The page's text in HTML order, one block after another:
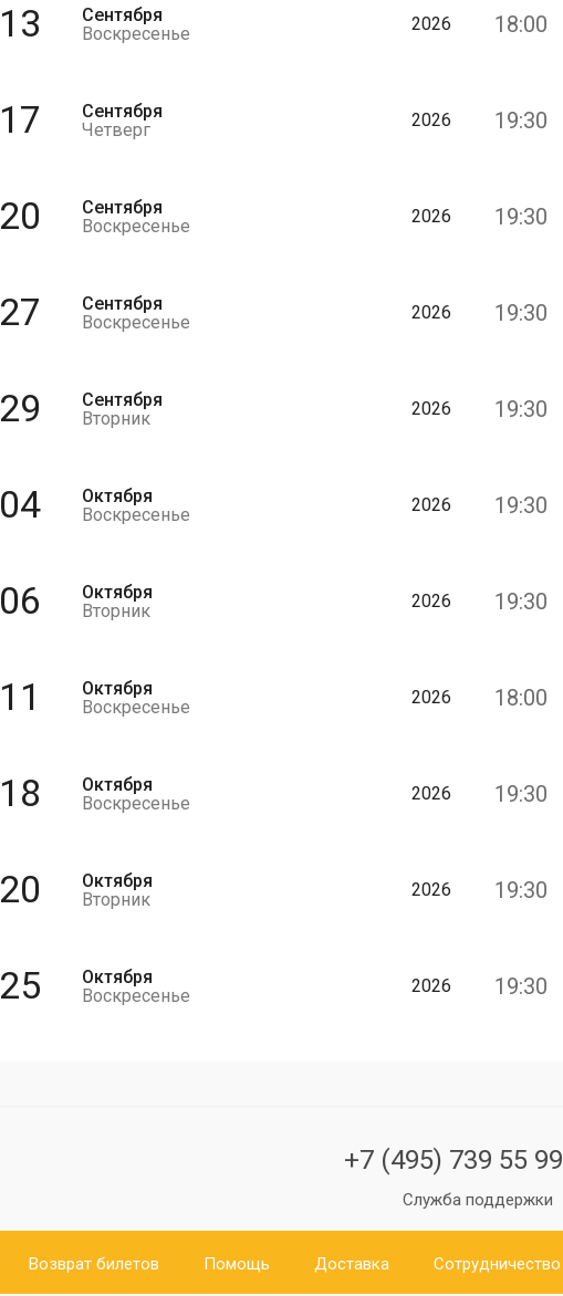
13
Сентября
Воскресенье
2026 18:00
17
Сентября
Четверг
2026 19:30
20
Сентября
Воскресенье
2026 19:30
27
Сентября
Воскресенье
2026 19:30
29
Сентября
Вторник
2026 19:30
04
Октября
Воскресенье
2026 19:30
06
Октября
Вторник
2026 19:30
11
Октября
Воскресенье
2026 18:00
18
Октября
Воскресенье
2026 19:30
20
Октября
Вторник
2026 19:30
25
Октября
Воскресенье
2026 19:30
+7 (495) 739 55 99
Служба поддержки
Возврат билетов Помощь Доставка Сотрудничество